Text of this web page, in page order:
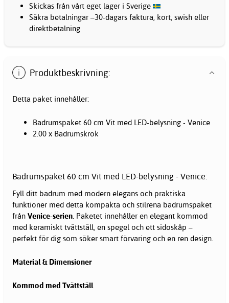
Skickas från vårt eget lager i Sverige
Säkra betalningar –30-dagars faktura, kort, swish eller
direktbetalning
Produktbeskrivning:
Detta paket innehåller:
Badrumspaket 60 cm Vit med LED-belysning - Venice
2.00 x Badrumskrok
Badrumspaket 60 cm Vit med LED-belysning - Venice:
Fyll ditt badrum med modern elegans och praktiska
funktioner med detta kompakta och stilrena badrumspaket
från Venice-serien . Paketet innehåller en elegant kommod
med keramiskt tvättställ, en spegel och ett sidoskåp –
perfekt för dig som söker smart förvaring och en ren design.
Material & Dimensioner
Kommod med Tvättställ